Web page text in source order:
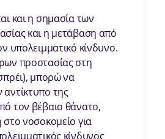
και η σημασία των
και η μετάβαση από
υπολειμματικό κίνδυνο.
προστασίας στη
μπορώ να
της
τον βέβαιο θάνατο,
νοσοκομείο για
κίνδυνος